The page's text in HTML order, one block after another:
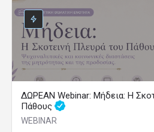
ΔΩΡΕΑΝ Webinar: Μήδεια: Η
Πάθους
WEBINAR